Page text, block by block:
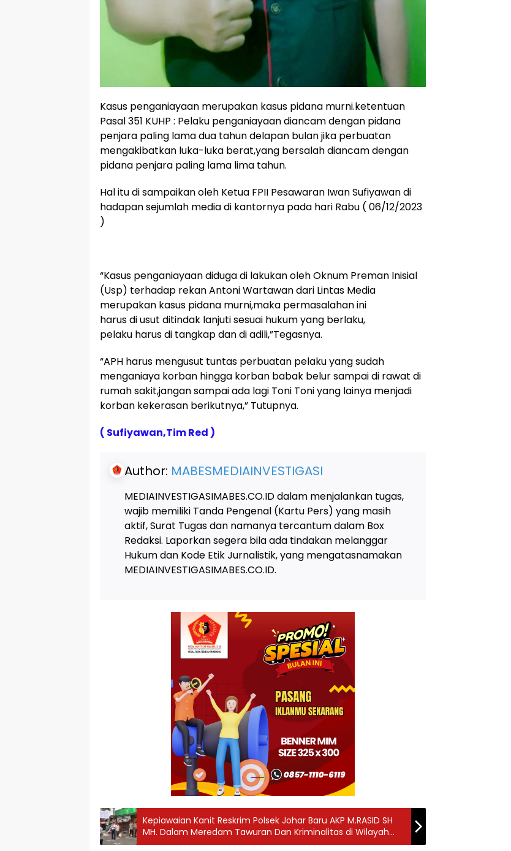
Kasus penganiayaan merupakan kasus pidana murni.ketentuan
Pasal 351 KUHP : Pelaku penganiayaan diancam dengan pidana
penjara paling lama dua tahun delapan bulan jika perbuatan
mengakibatkan luka-luka berat,yang bersalah diancam dengan
pidana penjara paling lama lima tahun.
Hal itu di sampaikan oleh Ketua FPII Pesawaran Iwan Sufiyawan di
hadapan sejumlah media di kantornya pada hari Rabu ( 06/12/2023
)
“Kasus penganiayaan diduga di lakukan oleh Oknum Preman Inisial
(Usp) terhadap rekan Antoni Wartawan dari Lintas Media
merupakan kasus pidana murni,maka permasalahan ini
harus di usut ditindak lanjuti sesuai hukum yang berlaku,
pelaku harus di tangkap dan di adili,”Tegasnya.
“APH harus mengusut tuntas perbuatan pelaku yang sudah
menganiaya korban hingga korban babak belur sampai di rawat di
rumah sakit,jangan sampai ada lagi Toni Toni yang lainya menjadi
korban kekerasan berikutnya,” Tutupnya.
( Sufiyawan,Tim Red )
Author: MABESMEDIAINVESTIGASI
MEDIAINVESTIGASIMABES.CO.ID dalam menjalankan tugas,
wajib memiliki Tanda Pengenal (Kartu Pers) yang masih
aktif, Surat Tugas dan namanya tercantum dalam Box
Redaksi. Laporkan segera bila ada tindakan melanggar
Hukum dan Kode Etik Jurnalistik, yang mengatasnamakan
MEDIAINVESTIGASIMABES.CO.ID.
Kepiawaian Kanit Reskrim Polsek Johar Baru AKP M.RASID SH
MH. Dalam Meredam Tawuran Dan Kriminalitas di Wilayah
Kecamatan Johar Baru.